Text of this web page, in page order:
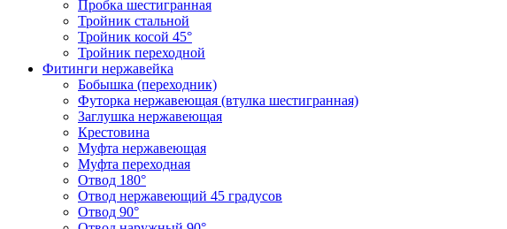
Пробка шестигранная
Тройник стальной
Тройник косой 45°
Тройник переходной
Фитинги нержавейка
Бобышка (переходник)
Футорка нержавеющая (втулка шестигранная)
Заглушка нержавеющая
Крестовина
Муфта нержавеющая
Муфта переходная
Отвод 180°
Отвод нержавеющий 45 градусов
Отвод 90°